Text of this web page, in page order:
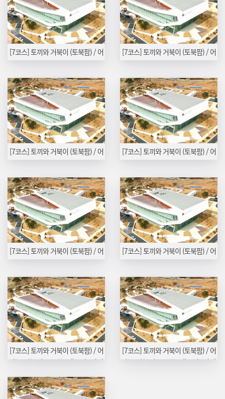
[7코스] 토끼와 거북이 (토북팜) / 어
[7코스] 토끼와 거북이 (토북팜) / 어
[7코스] 토끼와 거북이 (토북팜) / 어
[7코스] 토끼와 거북이 (토북팜) / 어
[7코스] 토끼와 거북이 (토북팜) / 어
[7코스] 토끼와 거북이 (토북팜) / 어
[7코스] 토끼와 거북이 (토북팜) / 어
린농부학교 (오로라농장) 05/11 (월)
[7코스] 토끼와 거북이 (토북팜) / 어
린농부학교 (오로라농장) 05/04 (월)